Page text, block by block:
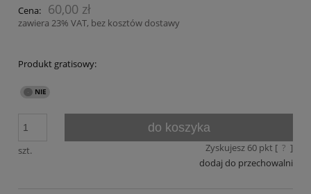
Cena: 60,00 zł
zawiera 23% VAT, bez kosztów dostawy
Produkt gratisowy:
szt.
do koszyka
Zyskujesz 60pkt [ ? ]
dodaj do przechowalni